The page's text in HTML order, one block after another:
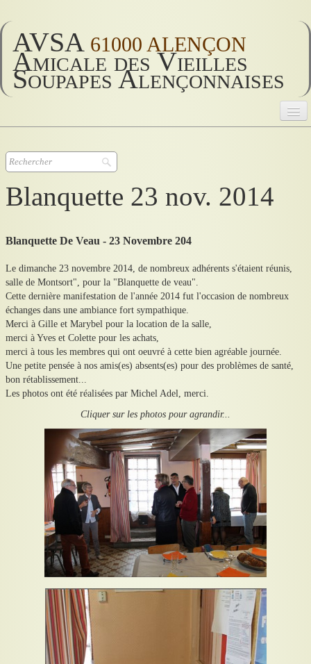
AVSA 61000 ALENÇON
Amicale des Vieilles
Soupapes Alençonnaises
Accueil
AVSA 2026 ▼
AVSA vie▼
Divers▼
Blanquette 23 nov. 2014
Blanquette De Veau - 23 Novembre 204
Le dimanche 23 novembre 2014, de nombreux adhérents s'étaient réunis,
salle de Montsort", pour la "Blanquette de veau".
Cette dernière manifestation de l'année 2014 fut l'occasion de nombreux
échanges dans une ambiance fort sympathique.
Merci à Gille et Marybel pour la location de la salle,
merci à Yves et Colette pour les achats,
merci à tous les membres qui ont oeuvré à cette bien agréable journée.
Une petite pensée à nos amis(es) absents(es) pour des problèmes de santé,
bon rétablissement...
Les photos ont été réalisées par Michel Adel, merci.
Cliquer sur les photos pour agrandir...